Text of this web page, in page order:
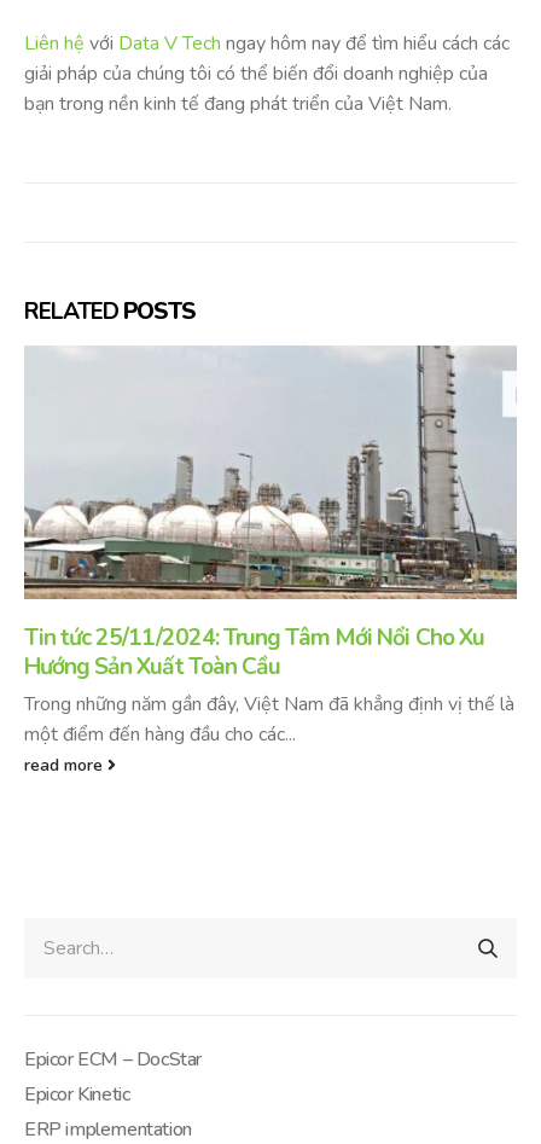
Liên hệ với Data V Tech ngay hôm nay để tìm hiểu cách các
giải pháp của chúng tôi có thể biến đổi doanh nghiệp của
bạn trong nền kinh tế đang phát triển của Việt Nam.
RELATEDPOSTS
Tin tức 25/11/2024: Trung Tâm Mới Nổi Cho Xu
Hướng Sản Xuất Toàn Cầu
Trong những năm gần đây, Việt Nam đã khẳng định vị thế là
một điểm đến hàng đầu cho các...
read more
Epicor ECM – DocStar
Epicor Kinetic
ERP implementation